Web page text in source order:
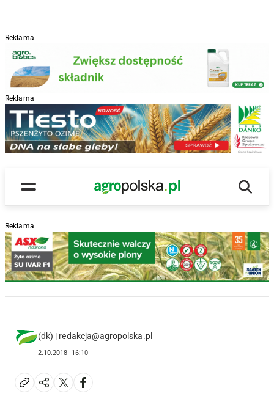
Reklama
Reklama
Menu
Main Logo
Reklama
(dk) | redakcja@agropolska.pl
2.10.2018 16:10